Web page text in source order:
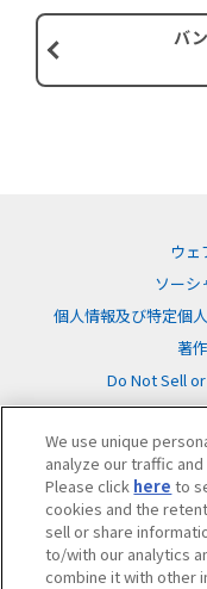
バ
ウ
ソーシ
個人情報及び特定個
著
Do Not Sell
We use unique
analyze our traffic
Please click here to
cookies and the
sell or share
to/with our analytics
combine it with other